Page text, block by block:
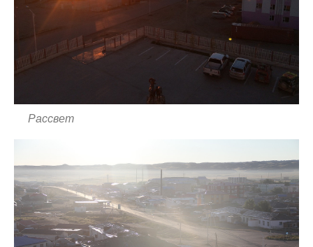
Рассвет